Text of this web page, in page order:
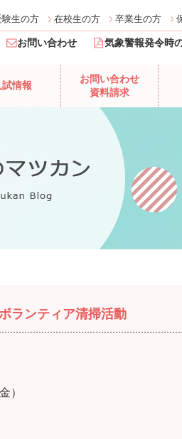
験生の方 在校生の方 卒業生の方
お問い合わせ 気象警報発令時
試情報
お問い合わせ
資料請求
ランティア清掃活動
）